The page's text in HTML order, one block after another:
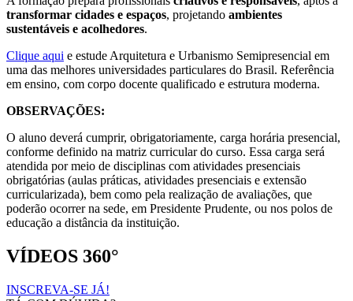
transformar cidades e espaços, projetando ambientes
sustentáveis e acolhedores.
Clique aqui e estude Arquitetura e Urbanismo Semipresencial em
uma das melhores universidades particulares do Brasil. Referência
em ensino, com corpo docente qualificado e estrutura moderna.
OBSERVAÇÕES:
O aluno deverá cumprir, obrigatoriamente, carga horária presencial,
conforme definido na matriz curricular do curso. Essa carga será
atendida por meio de disciplinas com atividades presenciais
obrigatórias (aulas práticas, atividades presenciais e extensão
curricularizada), bem como pela realização de avaliações, que
poderão ocorrer na sede, em Presidente Prudente, ou nos polos de
educação a distância da instituição.
VÍDEOS 360°
INSCREVA-SE JÁ!